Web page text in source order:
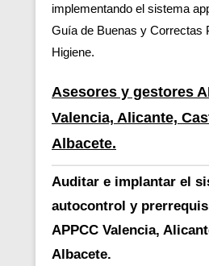
implementando el sistema
Guía de Buenas y Correctas
Higiene.
Asesores y gestores
Valencia, Alicante,
Albacete.
Auditar e implantar el
autocontrol y
APPCC Valencia,
Albacete.